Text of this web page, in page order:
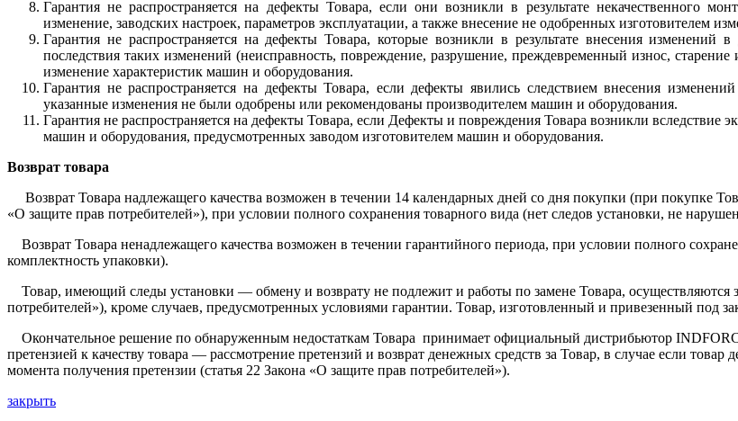
Гарантия не распространяется на дефекты Товара, если они возникли в результате некачественного
изменение, заводских настроек, параметров эксплуатации, а также внесение не одобренных изготовителем
Гарантия не распространяется на дефекты Товара, которые возникли в результате внесения
последствия таких изменений (неисправность, повреждение, разрушение, преждевременный износ,
изменение характеристик машин и оборудования.
Гарантия не распространяется на дефекты Товара, если дефекты явились следствием внесения
указанные из­менения не были одобрены или рекомендованы производителем машин и оборудования.
Гарантия не распространяется на дефекты Товара, если Дефекты и повреждения Товара возникли вследствие
машин и оборудования, предусмотренных заводом изготовителем машин и оборудования.
Возврат товара
Возврат Товара надлежащего качества возможен в течении 14 календарных дней со дня покупки (при покупке
«О защите прав потребителей»), при условии полного сохранения товарного вида (нет следов установки, не
Возврат Товара ненадлежащего качества возможен в течении гарантийного периода, при условии полного
комплектность упаковки).
Товар, имеющий следы установки — обмену и возврату не подлежит и работы по замене Товара, осуществляются
потребителей»), кроме случаев, предусмотренных условиями гарантии. Товар, изготовленный и привезенный под
Окончательное решение по обнаруженным недостаткам Товара принимает официальный дистрибьютор
претензией к качеству товара — рассмотрение претензий и возврат денежных средств за Товар, в случае если товар
момента получения претензии (статья 22 Закона «О защите прав потребителей»).
закрыть